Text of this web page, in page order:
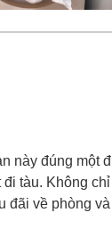
đúng
tàu. Không
về phòng